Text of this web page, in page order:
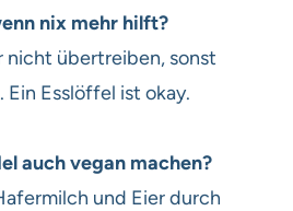
nix mehr hilft?
nicht übertreiben, sonst
Esslöffel ist okay.
auch vegan machen?
und Eier durch